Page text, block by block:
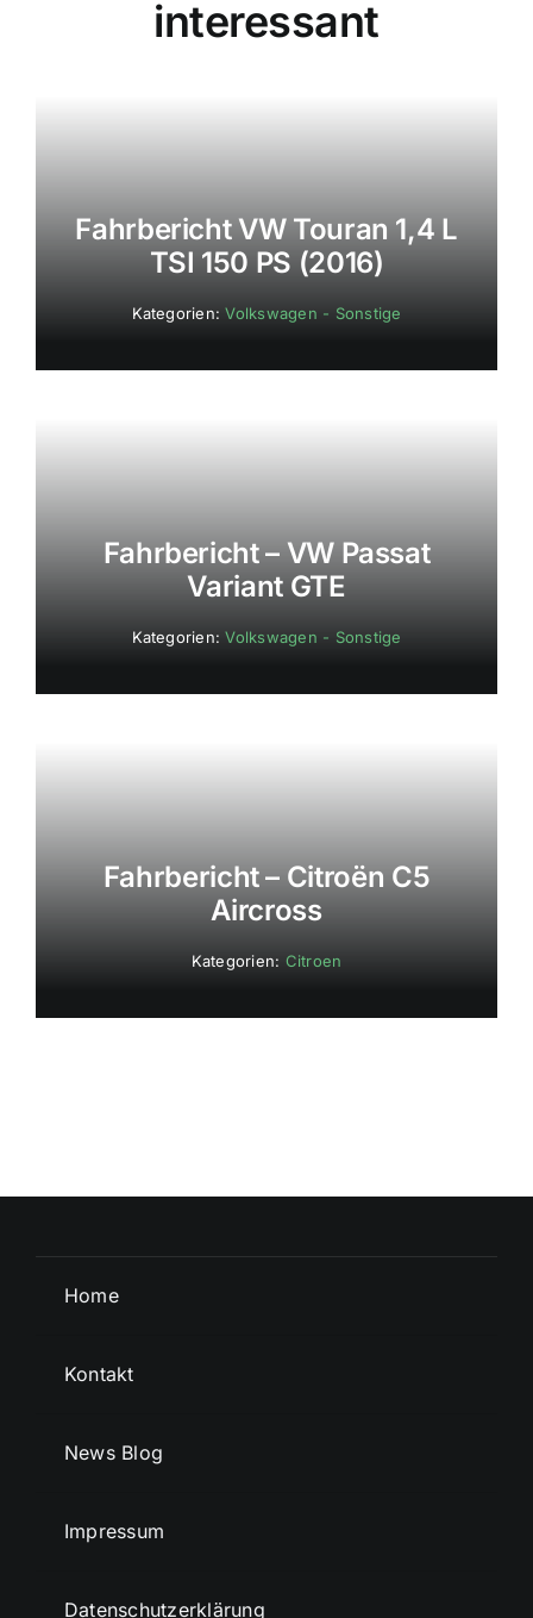
interessant
Fahrbericht VW Touran 1,4 L
TSI 150 PS (2016)
Kategorien:Volkswagen - Sonstige
Fahrbericht – VW Passat
Variant GTE
Kategorien:Volkswagen - Sonstige
Fahrbericht – Citroën C5
Aircross
Kategorien: Citroen
Home
Kontakt
News Blog
Impressum
Datenschutzerklärung